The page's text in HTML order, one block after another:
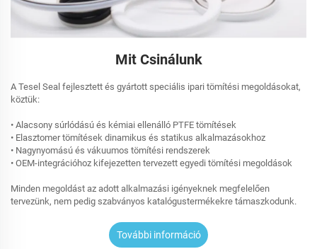
Mit Csinálunk
A Tesel Seal fejlesztett és gyártott speciális ipari tömítési megoldásokat,
köztük:
• Alacsony súrlódású és kémiai ellenálló PTFE tömítések
• Elasztomer tömítések dinamikus és statikus alkalmazásokhoz
• Nagynyomású és vákuumos tömítési rendszerek
• OEM-integrációhoz kifejezetten tervezett egyedi tömítési megoldások
Minden megoldást az adott alkalmazási igényeknek megfelelően
tervezünk, nem pedig szabványos katalógustermékekre támaszkodunk.
További információ